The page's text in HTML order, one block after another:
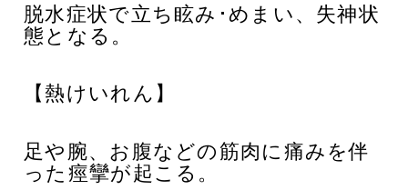
脱水症状で立ち眩み･めまい、失神状
態となる。
【熱けいれん】
足や腕、お腹などの筋肉に痛みを伴
った痙攣が起こる。